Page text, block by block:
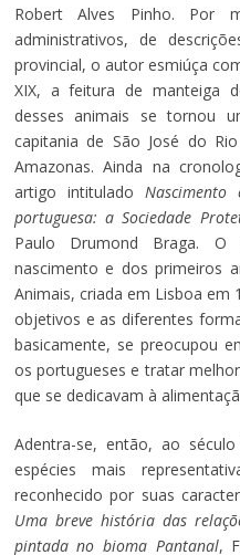
Robert Alves Pinho. Por
administrativos, de
provincial, o autor esmiúça
XIX, a feitura de manteiga
desses animais se tornou
capitania de São José do
Amazonas. Ainda na
artigo intitulado
portuguesa: a Sociedade
Paulo Drumond Braga.
nascimento e dos primeiros
Animais, criada em Lisboa
objetivos e as diferentes
basicamente, se preocupou
os portugueses e tratar
que se dedicavam à
Adentra-se, então, ao
espécies mais
reconhecido por suas
Uma breve história das
pintada no bioma Pantanal,